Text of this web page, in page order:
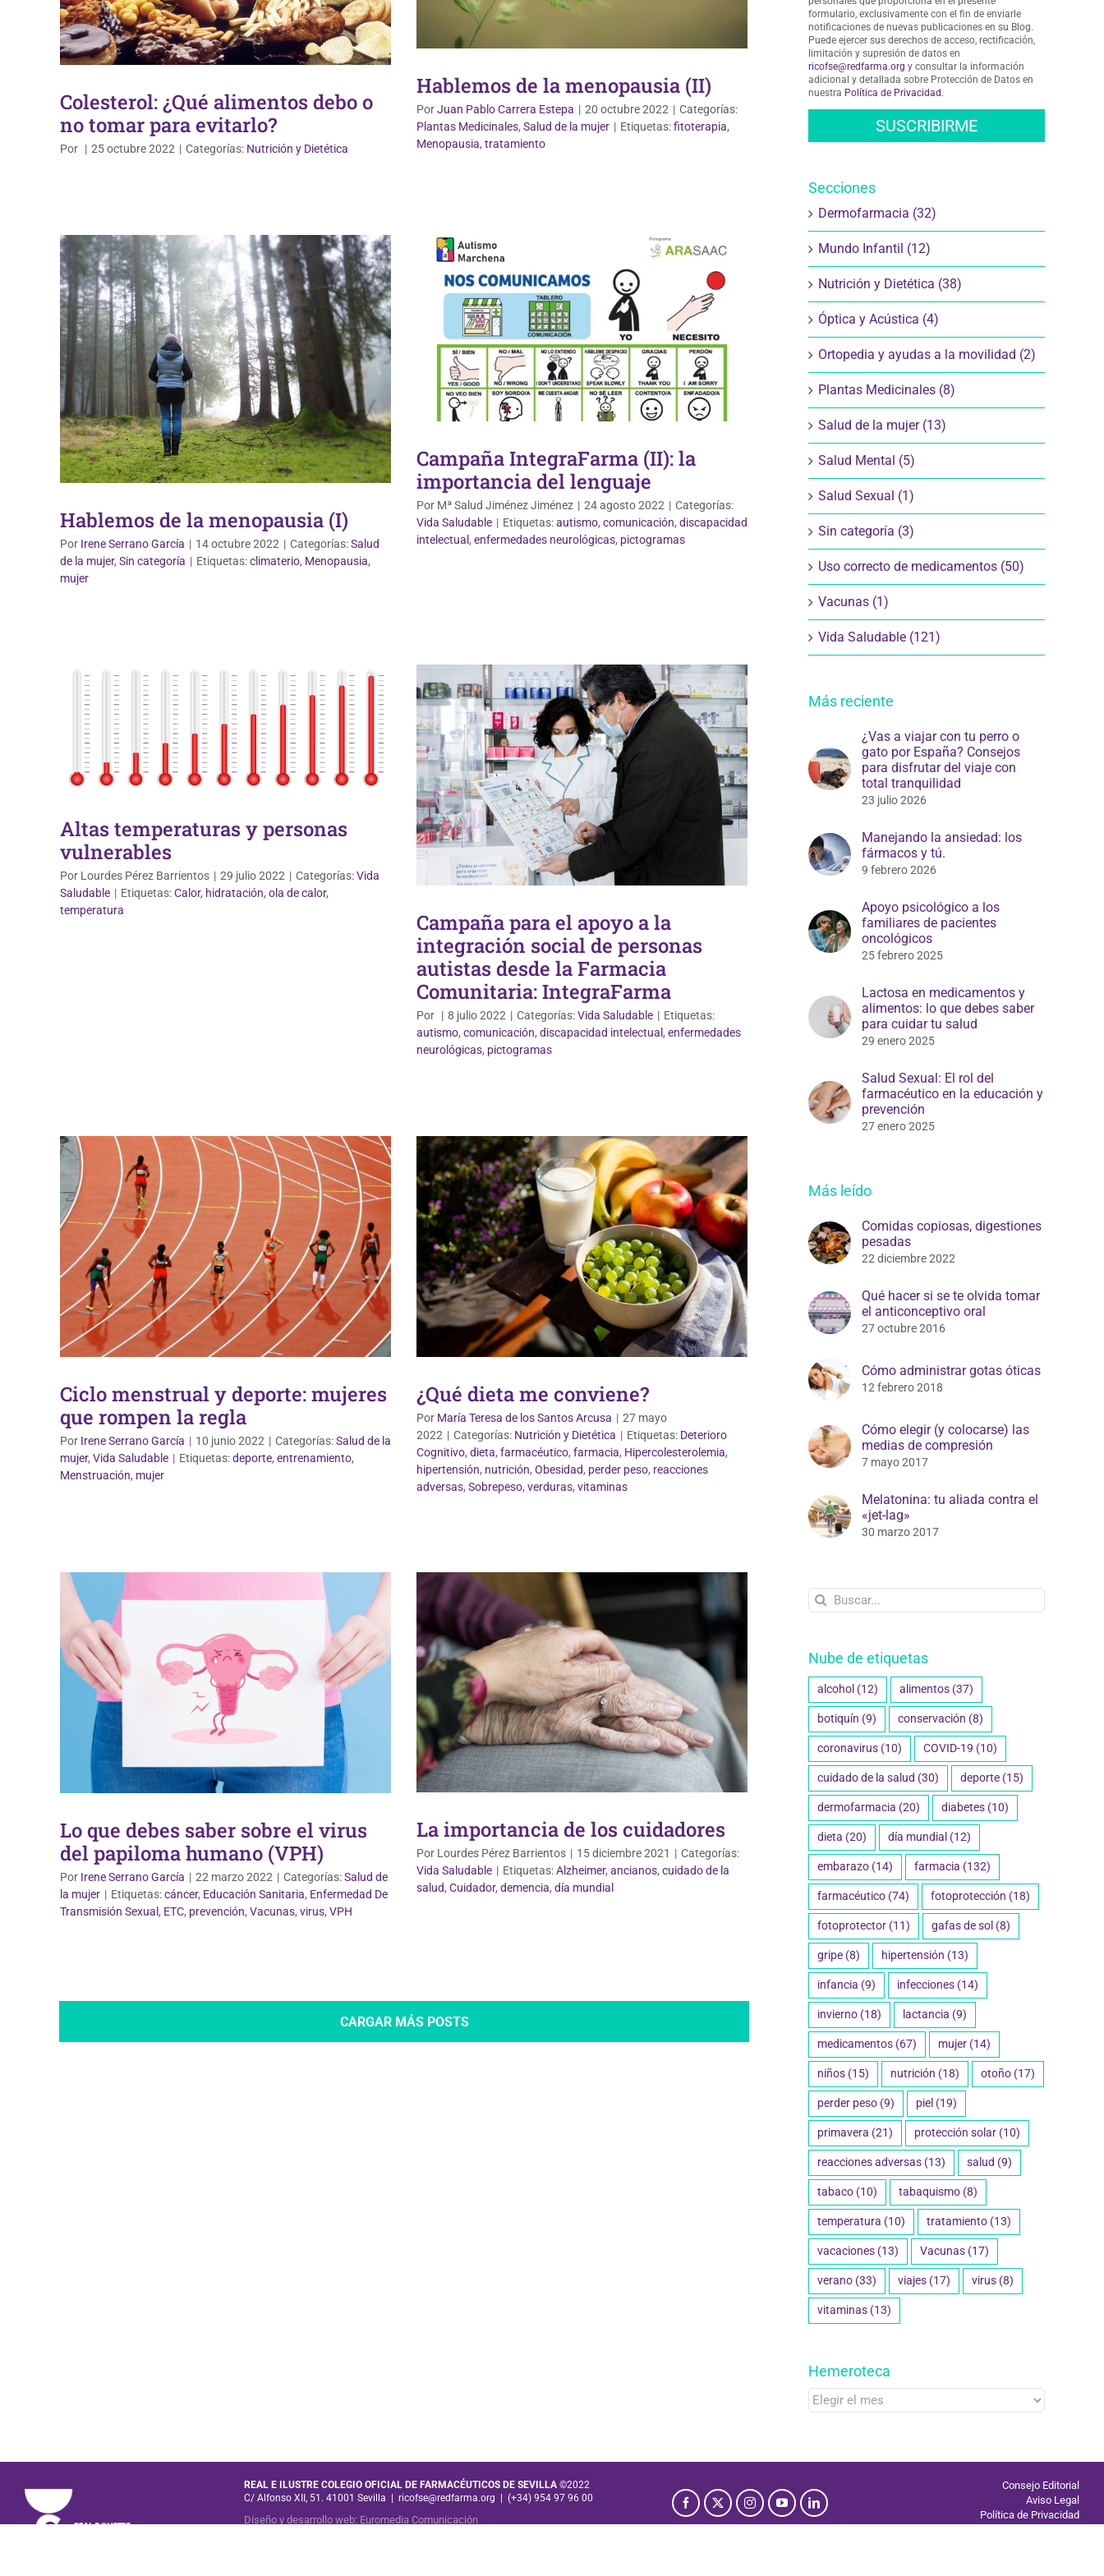
Colesterol: ¿Qué alimentos debo o
no tomar para evitarlo?
Por | 25 octubre 2022 | Categorías: Nutrición y Dietética
Hablemos de la menopausia (II)
PorJuan Pablo Carrera Estepa | 20 octubre 2022 | Categorías:
Plantas Medicinales, Salud de la mujer | Etiquetas:fitoterapia,
Menopausia, tratamiento
Salud de la mujer Sin categoría
Hablemos de la menopausia (I)
Por Irene Serrano García | 14 octubre 2022 | Categorías:Salud
de la mujer, Sin categoría | Etiquetas:climaterio, Menopausia,
mujer
Campaña IntegraFarma (II): la
importancia del lenguaje
Por Mª Salud Jiménez Jiménez | 24 agosto 2022 | Categorías:
Vida Saludable | Etiquetas:autismo, comunicación, discapacidad
intelectual , enfermedades neurológicas, pictogramas
Altas temperaturas y personas
vulnerables
Por Lourdes Pérez Barrientos | 29 julio 2022 | Categorías:Vida
Saludable | Etiquetas:Calor, hidratación, ola de calor,
temperatura
Campaña para el apoyo a la
integración social de personas
autistas desde la Farmacia
Comunitaria: IntegraFarma
Por | 8 julio 2022 | Categorías:Vida Saludable | Etiquetas:
autismo, comunicación, discapacidad intelectual , enfermedades
neurológicas, pictogramas
Ciclo menstrual y deporte: mujeres
que rompen la regla
Por Irene Serrano García | 10 junio 2022 | Categorías:Salud de la
mujer, Vida Saludable | Etiquetas:deporte, entrenamiento,
Menstruación, mujer
Nutrición y Dietética
¿Qué dieta me conviene?
Por María Teresa de los Santos Arcusa | 27 mayo
2022 | Categorías: Nutrición y Dietética | Etiquetas: Deterioro
Cognitivo, dieta, farmacéutico, farmacia, Hipercolesterolemia,
hipertensión, nutrición, Obesidad, perder peso, reacciones
adversas, Sobrepeso, verduras, vitaminas
Lo que debes saber sobre el virus
del papiloma humano (VPH)
Por Irene Serrano García | 22 marzo 2022 | Categorías:Salud de
la mujer | Etiquetas:cáncer, Educación Sanitaria, Enfermedad De
Transmisión Sexual , ETC, prevención, Vacunas, virus, VPH
Vida Saludable
La importancia de los cuidadores
Por Lourdes Pérez Barrientos | 15 diciembre 2021 | Categorías:
Vida Saludable | Etiquetas:Alzheimer, ancianos, cuidado de la
salud, Cuidador, demencia, día mundial
CARGAR MÁS POSTS
formulario, exclusivamente con el fin de enviarle
notificaciones de nuevas publicaciones en su Blog.
Puede ejercer sus derechos de acceso, rectificación,
limitación y supresión de datos en
ricofse@redfarma.org y consultar la información
adicional y detallada sobre Protección de Datos en
nuestra Política de Privacidad .
Secciones
Dermofarmacia (32)
Mundo Infantil (12)
Nutrición y Dietética (38)
Óptica y Acústica (4)
Ortopedia y ayudas a la movilidad (2)
Plantas Medicinales (8)
Salud de la mujer (13)
Salud Mental (5)
Salud Sexual (1)
Sin categoría (3)
Uso correcto de medicamentos (50)
Vacunas (1)
Vida Saludable (121)
Más reciente
¿Vas a viajar con tu perro o
gato por España? Consejos
para disfrutar del viaje con
total tranquilidad
23 julio 2026
Manejando la ansiedad: los
fármacos y tú.
9 febrero 2026
Apoyo psicológico a los
familiares de pacientes
oncológicos
25 febrero 2025
Lactosa en medicamentos y
alimentos: lo que debes saber
para cuidar tu salud
29 enero 2025
Salud Sexual: El rol del
farmacéutico en la educación y
prevención
27 enero 2025
Más leído
Comidas copiosas, digestiones
pesadas
22 diciembre 2022
Qué hacer si se te olvida tomar
el anticonceptivo oral
27 octubre 2016
Cómo administrar gotas óticas
12 febrero 2018
Cómo elegir (y colocarse) las
medias de compresión
7 mayo 2017
Melatonina: tu aliada contra el
«jet-lag»
30 marzo 2017
Buscar:
Nube de etiquetas
alcohol (12) alimentos (37)
botiquín (9) conservación (8)
coronavirus (10) COVID-19 (10)
cuidado de la salud (30) deporte (15)
dermofarmacia (20) diabetes (10)
dieta (20) día mundial (12)
embarazo (14) farmacia (132)
farmacéutico (74) fotoprotección (18)
fotoprotector (11) gafas de sol (8)
gripe (8) hipertensión (13)
infancia (9) infecciones (14)
invierno (18) lactancia (9)
medicamentos (67) mujer (14)
niños (15) nutrición (18) otoño (17)
perder peso (9) piel (19)
primavera (21) protección solar (10)
reacciones adversas (13) salud (9)
tabaco (10) tabaquismo (8)
temperatura (10) tratamiento (13)
vacaciones (13) Vacunas (17)
verano (33) viajes (17) virus (8)
vitaminas (13)
Hemeroteca
Hemeroteca
REAL E ILUSTRE COLEGIO OFICIAL DE FARMACÉUTICOS DE SEVILLA ©2022
C/ Alfonso XII, 51. 41001 Sevilla |ricofse@redfarma.org |(+34) 954 97 96 00
Diseño y desarrollo web: Euromedia Comunicación
Consejo Editorial
Aviso Legal
Política de Privacidad